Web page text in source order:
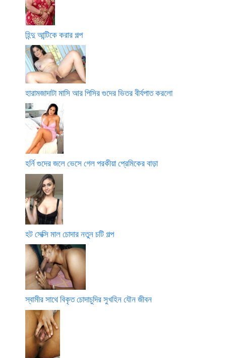
হিন্দু আন্টিকে করার গল্প
হারামজাদাটা মাসি আর পিসির গুদের ভিতর বীর্যপাত করলো
হর্নি গুদের জলে ভেসে গেল পরকীয়া প্রেমিকের বাড়া
হট সেক্সি মাল চোদার নতুন চটি গল্প
স্বামীর সাথে বিকৃত চোদাচুদির সুখহিন যৌন জীবন